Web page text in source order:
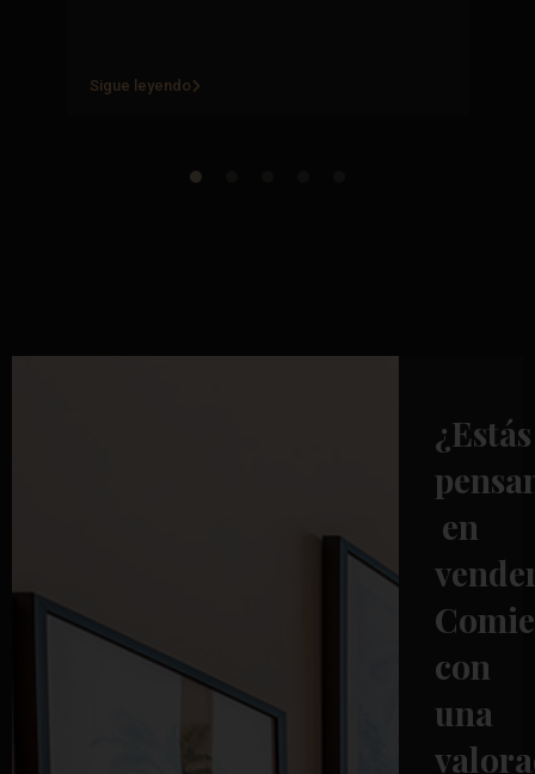
Sigue leyendo
¿Estás
en
con
una